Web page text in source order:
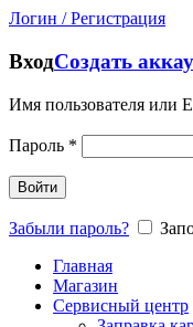
Логин / Регистрация
ВходСоздать
Имя пользователя или
Пароль *
Войти
Забыли пароль?
Главная
Магазин
Сервисный центр